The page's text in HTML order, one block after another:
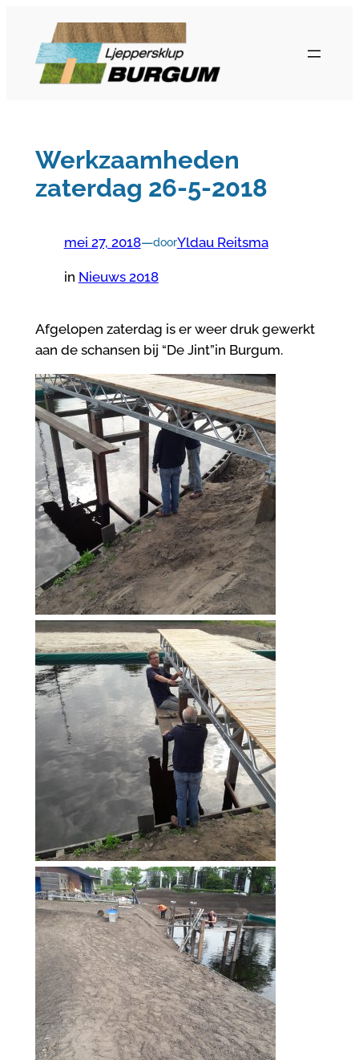
inhoud
Werkzaamheden
zaterdag 26-5-2018
mei 27, 2018—doorYldau Reitsma
in Nieuws 2018
Afgelopen zaterdag is er weer druk gewerkt
aan de schansen bij “De Jint”in Burgum.